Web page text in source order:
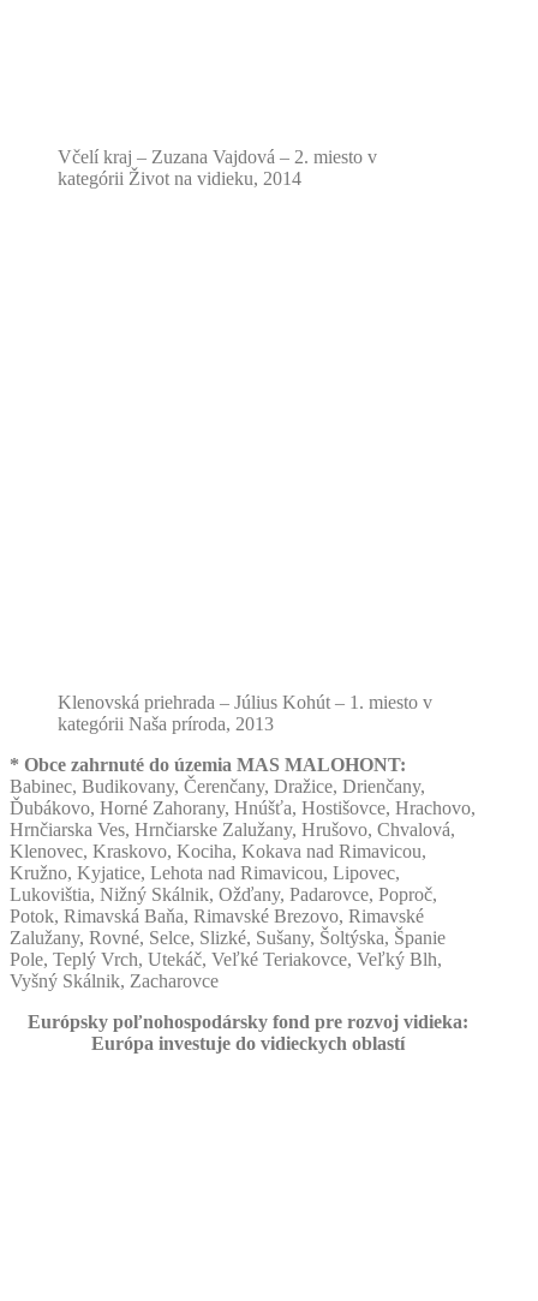
Včelí kraj – Zuzana Vajdová – 2. miesto v
kategórii Život na vidieku, 2014
Klenovská priehrada – Július Kohút – 1. miesto v
kategórii Naša príroda, 2013
* Obce zahrnuté do územia MAS MALOHONT:
Babinec, Budikovany, Čerenčany, Dražice, Drienčany,
Ďubákovo, Horné Zahorany, Hnúšťa, Hostišovce, Hrachovo,
Hrnčiarska Ves, Hrnčiarske Zalužany, Hrušovo, Chvalová,
Klenovec, Kraskovo, Kociha, Kokava nad Rimavicou,
Kružno, Kyjatice, Lehota nad Rimavicou, Lipovec,
Lukovištia, Nižný Skálnik, Ožďany, Padarovce, Poproč,
Potok, Rimavská Baňa, Rimavské Brezovo, Rimavské
Zalužany, Rovné, Selce, Slizké, Sušany, Šoltýska, Španie
Pole, Teplý Vrch, Utekáč, Veľké Teriakovce, Veľký Blh,
Vyšný Skálnik, Zacharovce
Európsky poľnohospodársky fond pre rozvoj vidieka:
Európa investuje do vidieckych oblastí